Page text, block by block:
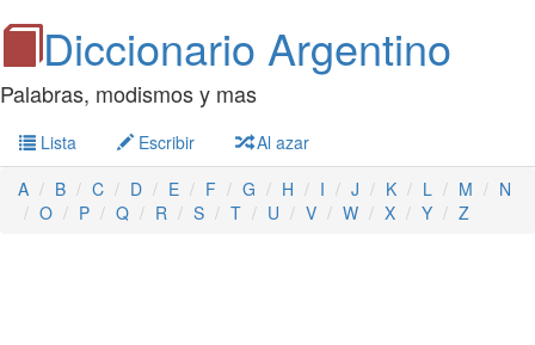
Diccionario Argentino
Palabras, modismos y mas
Lista Escribir
Al azar
A
B C D E F G H I J K L M
N
O
P Q R S T U V W X Y Z